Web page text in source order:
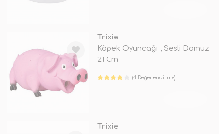
Trixie
Köpek Oyuncağı , Sesli Domuz
21 Cm
(4 Değerlendirme)
Trixie